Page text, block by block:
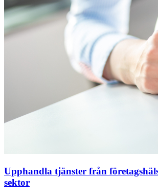
Upphandla tjänster från
sektor